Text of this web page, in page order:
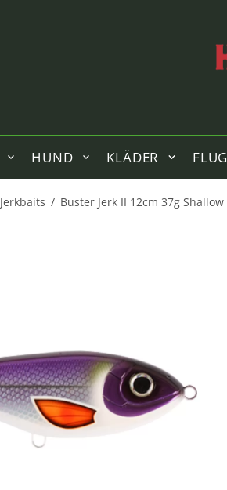
HUND KLÄDER
Jerkbaits / Buster Jerk II 12cm 37g